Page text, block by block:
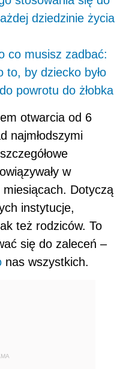
dziedzinie życia
co musisz zadbać:
to, by dziecko było
powrotu do żłobka
otwarcia od 6
najmłodszymi
w
Dotyczą
instytucje,
też rodziców. To
się do zaleceń –
nas wszystkich.